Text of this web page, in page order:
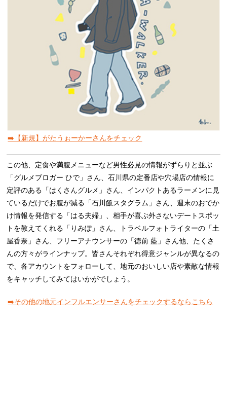
➡️【新規】がたうぉーかーさんをチェック
この他、定食や満腹メニューなど男性必見の情報がずらりと並ぶ
「グルメブロガー ひで」さん、石川県の定番店や穴場店の情報に
定評のある「はくさんグルメ」さん、インパクトあるラーメンに見
ているだけでお腹が減る「石川飯スタグラム」さん、週末のおでか
け情報を発信する「はる夫婦」、相手が喜ぶ外さないデートスポッ
トを教えてくれる「りみぽ」さん、トラベルフォトライターの「土
屋香奈」さん、フリーアナウンサーの「徳前 藍」さん他、たくさ
んの方々がラインナップ。皆さんそれぞれ得意ジャンルが異なるの
で、各アカウントをフォローして、地元のおいしい店や素敵な情報
をキャッチしてみてはいかがでしょう。
➡️その他の地元インフルエンサーさんをチェックするならこちら